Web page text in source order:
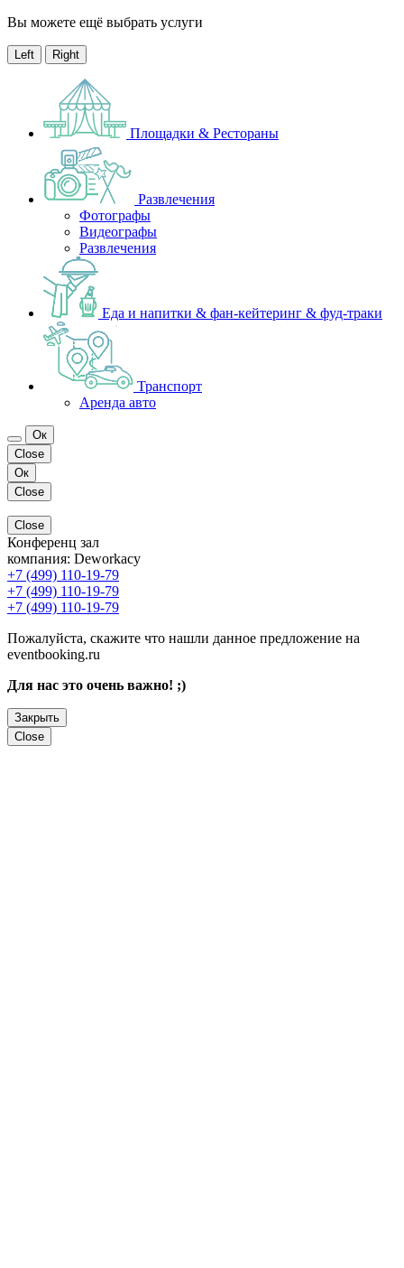
Вы можете ещё выбрать услуги
Left Right
Площадки & Рестораны
Развлечения
Фотографы
Видеографы
Развлечения
Еда и напитки & фан-кейтеринг & фуд-траки
Транспорт
Аренда авто
Ок
Close
Ок
Close
Close
Конференц зал
компания: Deworkacy
+7 (499) 110-19-79
+7 (499) 110-19-79
+7 (499) 110-19-79
Пожалуйста, скажите что нашли данное предложение на
eventbooking.ru
Для нас это очень важно! ;)
Закрыть
Close